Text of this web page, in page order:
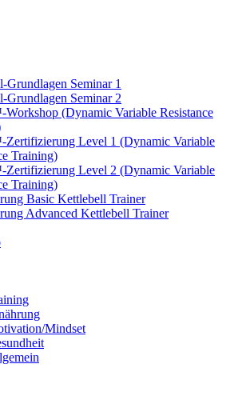
Grundlagen Seminar 1
Grundlagen Seminar 2
(Dynamic Variable Resistance
Level 1 (Dynamic Variable
Training)
Level 2 (Dynamic Variable
Training)
Basic Kettlebell Trainer
Advanced Kettlebell Trainer
Mindset